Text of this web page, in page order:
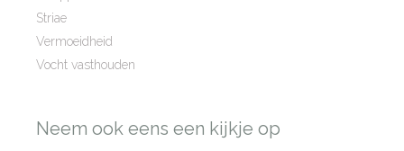
Striae
Vermoeidheid
Vocht vasthouden
Neem ook eens een kijkje op